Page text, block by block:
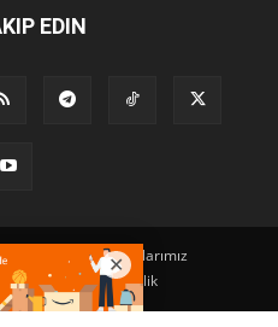
EDIN
Yazarlarımız
Kullanım ve Gizlilik